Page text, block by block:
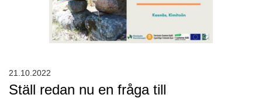
Ställ redan nu en fråga till
21.10.2022